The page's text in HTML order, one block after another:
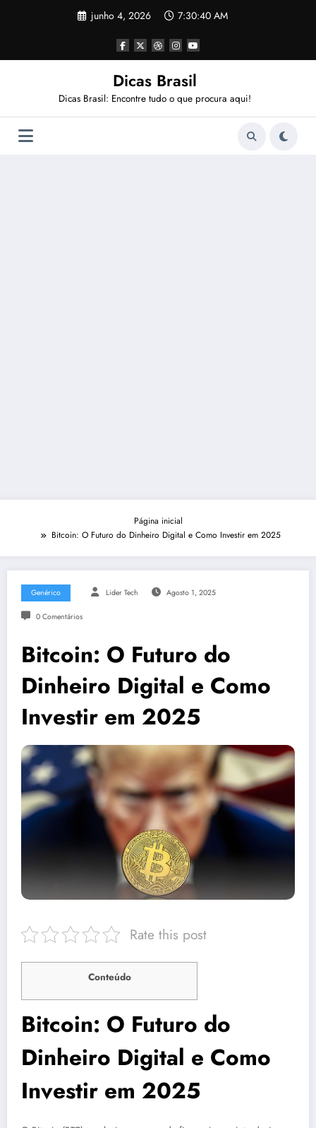
junho 4, 2026 7:30:40 AM
Dicas Brasil
Dicas Brasil: Encontre tudo o que procura aqui!
Página inicial
Bitcoin: O Futuro do Dinheiro Digital e Como Investir em 2025
Genérico Lider Tech Agosto 1, 2025
0 Comentários
Bitcoin: O Futuro do
Dinheiro Digital e Como
Investir em 2025
Rate this post
Conteúdo
Bitcoin: O Futuro do
Dinheiro Digital e Como
Investir em 2025